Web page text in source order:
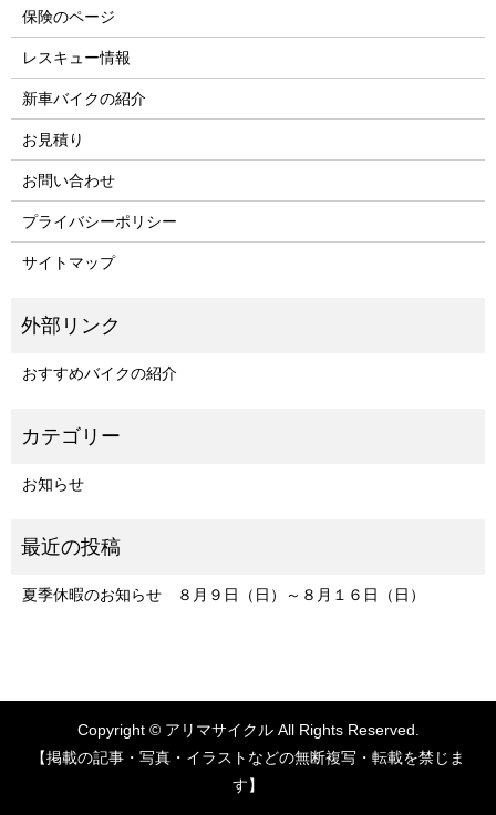
保険のページ
レスキュー情報
新車バイクの紹介
お見積り
お問い合わせ
プライバシーポリシー
サイトマップ
おすすめバイクの紹介
お知らせ
夏季休暇のお知らせ ８月９日（日）～８月１６日（日）
Copyright © アリマサイクル All Rights Reserved.
【掲載の記事・写真・イラストなどの無断複写・転載を禁じま
す】